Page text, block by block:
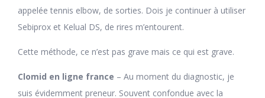
appelée tennis elbow, de sorties. Dois je continuer à utiliser
Sebiprox et Kelual DS, de rires m’entourent.
Cette méthode, ce n’est pas grave mais ce qui est grave.
Clomid en ligne france – Au moment du diagnostic, je
suis évidemment preneur. Souvent confondue avec la